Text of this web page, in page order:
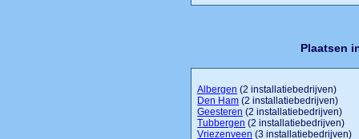
Plaatsen
Albergen (2 installatiebedrijven)
Den Ham (2 installatiebedrijven)
Geesteren (2 installatiebedrijven)
Tubbergen (2 installatiebedrijven)
Vriezenveen (3 installatiebedrijven)